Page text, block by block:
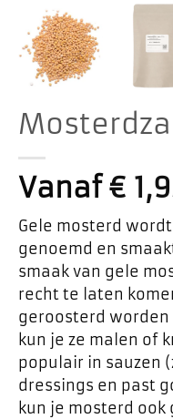
Vanaf€
Gele mosterd
genoemd en
smaak van gele
recht te laten
geroosterd worden
kun je ze malen of
populair in sauzen
dressings en past
kun je mosterd